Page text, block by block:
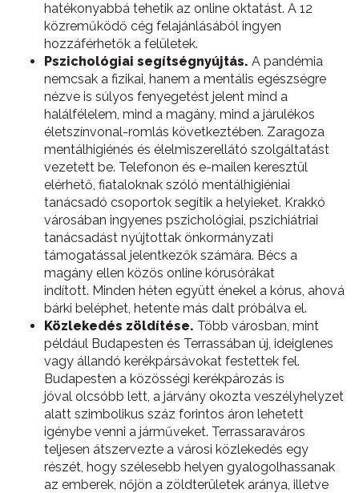
hatékonyabbá tehetik az online oktatást. A 12
közreműködő cég felajánlásából ingyen
hozzáférhetők a felületek.
Pszichológiai segítségnyújtás. A pandémia
nemcsak a fizikai, hanem a mentális egészségre
nézve is súlyos fenyegetést jelent mind a
halálfélelem, mind a magány, mind a járulékos
életszínvonal-romlás következtében. Zaragoza
mentálhigiénés és élelmiszerellátó szolgáltatást
vezetett be. Telefonon és e-mailen keresztül
elérhető, fiataloknak szóló mentálhigiéniai
tanácsadó csoportok segítik a helyieket. Krakkó
városában ingyenes pszichológiai, pszichiátriai
tanácsadást nyújtottak önkormányzati
támogatással jelentkezők számára. Bécs a
magány ellen közös online kórusórákat
indított. Minden héten együtt énekel a kórus, ahová
bárki beléphet, hetente más dalt próbálva el.
Közlekedés zöldítése. Több városban, mint
például Budapesten és Terrassában új, ideiglenes
vagy állandó kerékpársávokat festettek fel.
Budapesten a közösségi kerékpározás is
jóval olcsóbb lett, a járvány okozta veszélyhelyzet
alatt szimbolikus száz forintos áron lehetett
igénybe venni a járműveket. Terrassaraváros
teljesen átszervezte a városi közlekedés egy
részét, hogy szélesebb helyen gyalogolhassanak
az emberek, nőjön a zöldterületek aránya, illetve